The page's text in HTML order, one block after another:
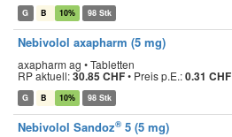
G B 10% 98 Stk
Nebivolol axapharm (5 mg)
axapharm ag • Tabletten
RP aktuell:30.85 CHF• Preis p.E.:0.31 CHF
G B 10% 98 Stk
Nebivolol Sandoz® 5 (5 mg)